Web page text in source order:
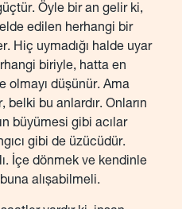
Öyle bir an gelir ki,
elde edilen herhangi bir
Hiç uymadığı halde uyar
biriyle, hatta en
olmayı düşünür. Ama
belki bu anlardır. Onların
büyümesi gibi acılar
gibi de üzücüdür.
İçe dönmek ve kendinle
alışabilmeli.